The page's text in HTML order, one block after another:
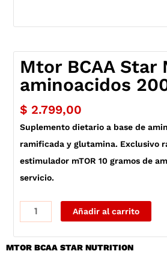
Mtor BCAA
aminoacidos
$ 2.799,00
Suplemento dietario a base de
ramificada y glutamina. Exclusivo
estimulador mTOR 10 gramos de
servicio.
Mtor
BCAA
Star
Nutrition
Añadir al carrito
MTOR BCAA STAR NUTRITION